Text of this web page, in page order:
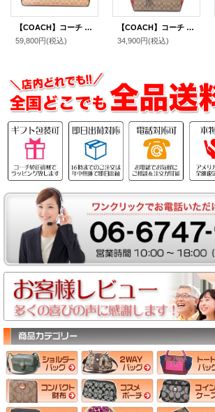
【COACH】コーチ メンズ バッグ コーティングキャンバス レザー シグネチャー サリバン ポートフォリオ 2WAY ビジネス ブリーフケース ショルダーバッグ タン×ブラック〔日本未発売〕
59,800円(税込)
【COACH】コーチ コーティングキャンバス レザー スエード シグネチャー クレオ サッチェル 2way クロスボディ ショルダー トートバッグ カーキマルチ〔日本未発売〕
34,900円(税込)